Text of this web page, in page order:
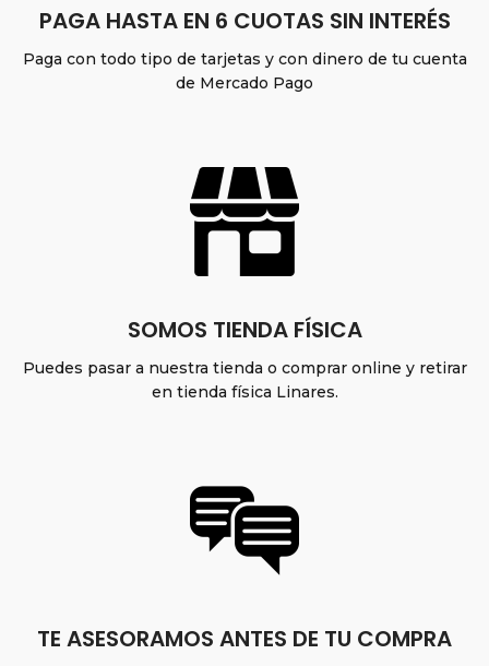
PAGA HASTA EN 6 CUOTAS SIN INTERÉS
Paga con todo tipo de tarjetas y con dinero de tu cuenta
de Mercado Pago
SOMOS TIENDA FÍSICA
Puedes pasar a nuestra tienda o comprar online y retirar
en tienda física Linares.
TE ASESORAMOS ANTES DE TU COMPRA